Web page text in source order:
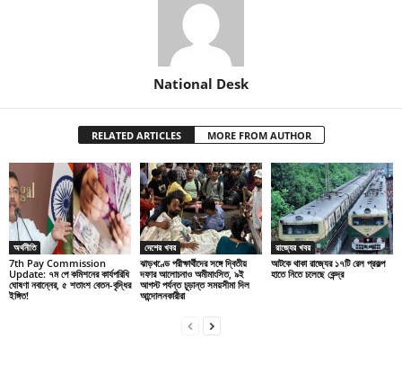
National Desk
RELATED ARTICLES MORE FROM AUTHOR
অর্থনীতি
7th Pay Commission
Update: ৭ম পে কমিশনের কার্যপরিধি
ঘোষণা নবান্নের, ৫ শতাংশ বেতন-বৃদ্ধির
ইঙ্গিত!
দেশের খবর
ঝাড়খণ্ডে পরীক্ষার্থীদের সঙ্গে দ্বিতীয়
দফার আলোচনাও অমীমাংসিত, ৯ই
আগস্ট পর্যন্ত চূড়ান্ত সময়সীমা দিল
আন্দোলনকারীরা
রাজ্যের খবর
আটকে থাকা রাজ্যের ১৭টি রেল প্রকল্প
হাতে নিতে চলেছে কেন্দ্র